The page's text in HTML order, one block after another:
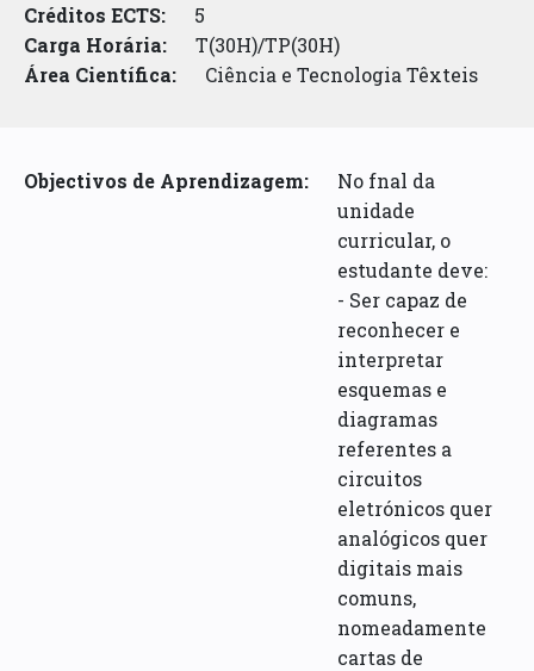
Créditos ECTS:
5
Carga Horária:
T(30H)/TP(30H)
Área Científica:
Ciência e Tecnologia Têxteis
Objectivos de Aprendizagem:
No fnal da
unidade
curricular, o
estudante deve:
- Ser capaz de
reconhecer e
interpretar
esquemas e
diagramas
referentes a
circuitos
eletrónicos quer
analógicos quer
digitais mais
comuns,
nomeadamente
cartas de